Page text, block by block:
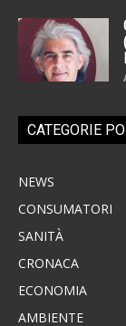
CATEGORIE
NEWS
CONSUMATORI
SANITÀ
CRONACA
ECONOMIA
AMBIENTE